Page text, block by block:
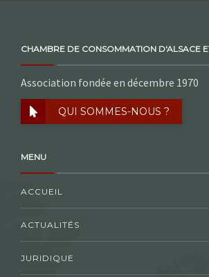
CHAMBRE DE CONSOMMATION D'ALSACE
Association fondée en décembre 1970
QUI SOMMES-NOUS ?
MENU
ACCUEIL
ACTUALITÉS
JURIDIQUE